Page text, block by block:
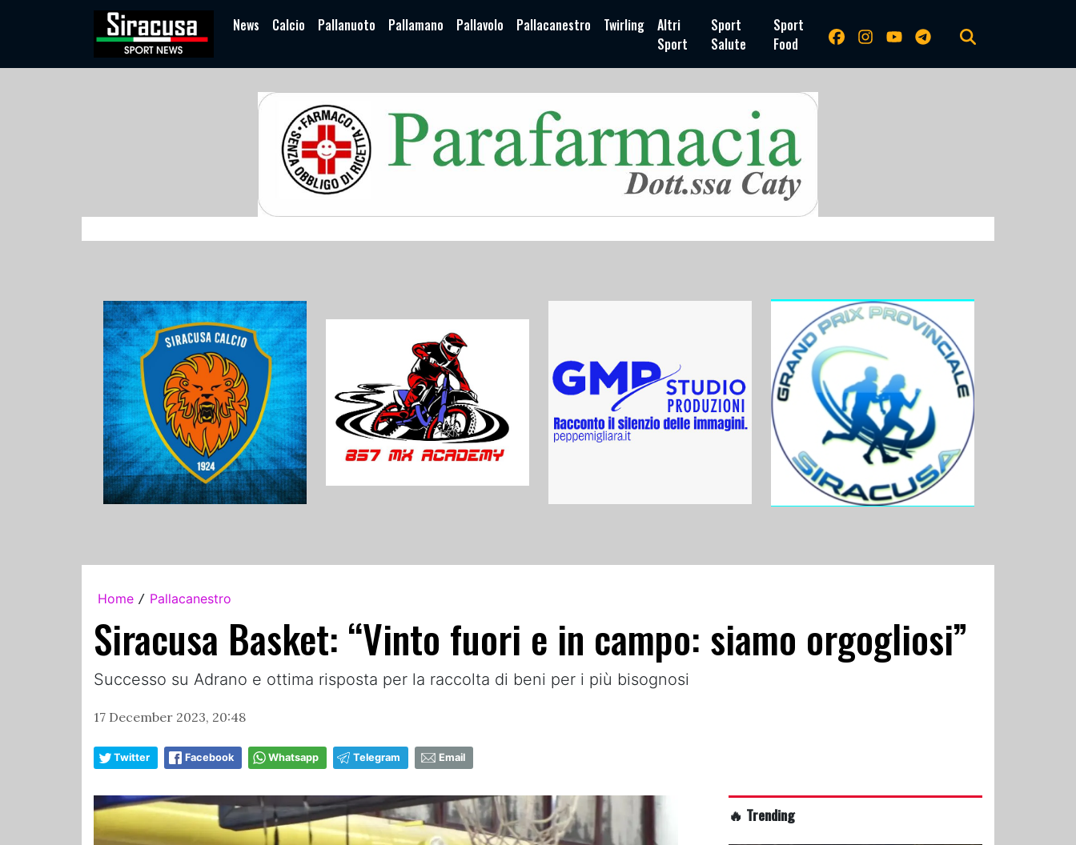
News Calcio Pallanuoto Pallamano Pallavolo Pallacanestro Twirling
Altri
Sport
Sport
Salute
Sport
Food
Home / Pallacanestro
Siracusa Basket: “Vinto fuori e in campo: siamo orgogliosi”
Successo su Adrano e ottima risposta per la raccolta di beni per i più bisognosi
17 December 2023, 20:48
Twitter Facebook Whatsapp Telegram Email
🔥 Trending